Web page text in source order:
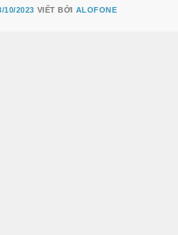
10/2023 VIẾT BỞI ALOFONE